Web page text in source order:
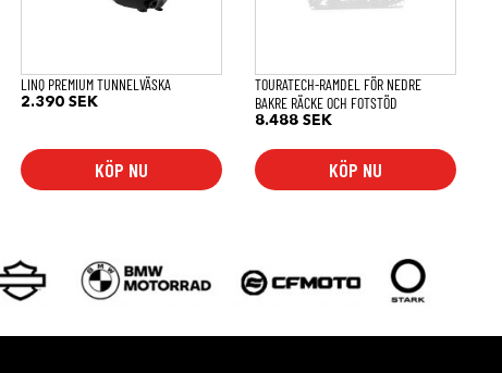
LINQ PREMIUM TUNNELVÄSKA
2.390SEK
KÖP NU
TOURATECH-RAMDEL FÖR NEDRE
BAKRE RÄCKE OCH FOTSTÖD
8.488SEK
KÖP NU